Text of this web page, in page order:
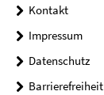
Kontakt
Impressum
Datenschutz
Barrierefreiheit